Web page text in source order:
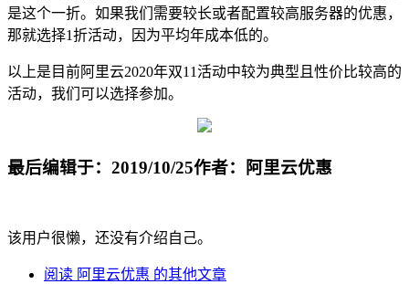
是这个一折。如果我们需要较长或者配置较高服务器的优惠，
那就选择1折活动，因为平均年成本低的。
以上是目前阿里云2020年双11活动中较为典型且性价比较高的
活动，我们可以选择参加。
最后编辑于：2019/10/25作者：阿里云优惠
该用户很懒，还没有介绍自己。
阅读 阿里云优惠 的其他文章